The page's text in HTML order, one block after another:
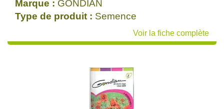
Marque : GONDIAN
Type de produit : Semence
Voir la fiche complète